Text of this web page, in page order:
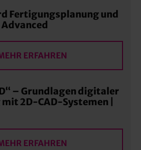
Fertigungsplanung und
ERFAHREN
– Grundlagen digitaler
2D-CAD-Systemen |
ERFAHREN